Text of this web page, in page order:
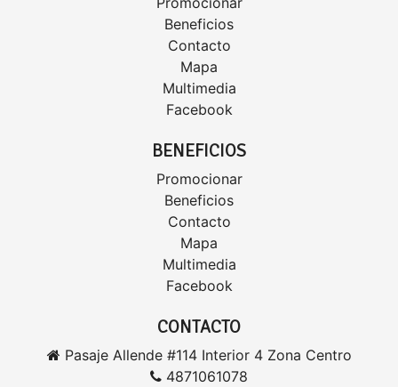
Beneficios
Contacto
Mapa
Multimedia
Facebook
BENEFICIOS
Promocionar
Beneficios
Contacto
Mapa
Multimedia
Facebook
CONTACTO
Pasaje Allende #114 Interior 4 Zona Centro
4871061078